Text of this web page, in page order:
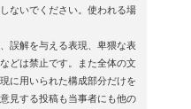
ないでください。使われる場
誤解を与える表現、卑猥な表
どは禁止です。また全体の文
に用いられた構成部分だけを
見する投稿も当事者にも他の